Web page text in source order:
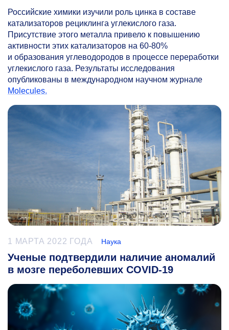
Российские химики изучили роль цинка в составе
катализаторов рециклинга углекислого газа.
Присутствие этого металла привело к повышению
активности этих катализаторов на 60-80%
и образования углеводородов в процессе переработки
углекислого газа. Результаты исследования
опубликованы в международном научном журнале
Molecules.
1 МАРТА 2022 ГОДА Наука
Ученые подтвердили наличие аномалий
в мозге переболевших COVID-19